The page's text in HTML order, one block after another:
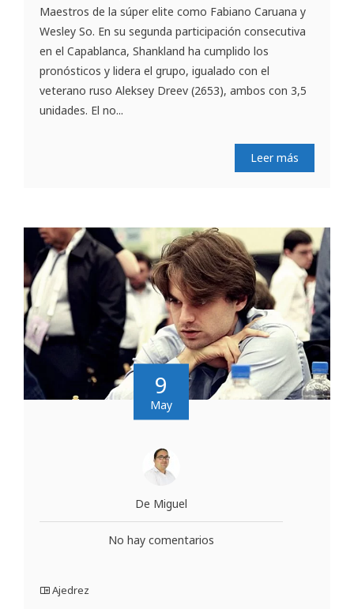
Maestros de la súper elite como Fabiano Caruana y
Wesley So. En su segunda participación consecutiva
en el Capablanca, Shankland ha cumplido los
pronósticos y lidera el grupo, igualado con el
veterano ruso Aleksey Dreev (2653), ambos con 3,5
unidades. El no...
Leer más
9
May
De Miguel
No hay comentarios
Ajedrez